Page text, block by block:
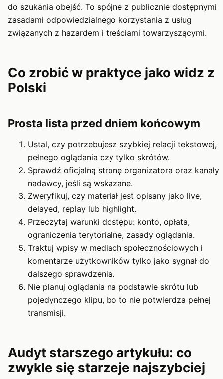
do szukania obejść. To spójne z publicznie dostępnymi
zasadami odpowiedzialnego korzystania z usług
związanych z hazardem i treściami towarzyszącymi.
Co zrobić w praktyce jako widz z
Polski
Prosta lista przed dniem końcowym
Ustal, czy potrzebujesz szybkiej relacji tekstowej,
pełnego oglądania czy tylko skrótów.
Sprawdź oficjalną stronę organizatora oraz kanały
nadawcy, jeśli są wskazane.
Zweryfikuj, czy materiał jest opisany jako live,
delayed, replay lub highlight.
Przeczytaj warunki dostępu: konto, opłata,
ograniczenia terytorialne, zasady oglądania.
Traktuj wpisy w mediach społecznościowych i
komentarze użytkowników tylko jako sygnał do
dalszego sprawdzenia.
Nie planuj oglądania na podstawie skrótu lub
pojedynczego klipu, bo to nie potwierdza pełnej
transmisji.
Audyt starszego artykułu: co
zwykle się starzeje najszybciej